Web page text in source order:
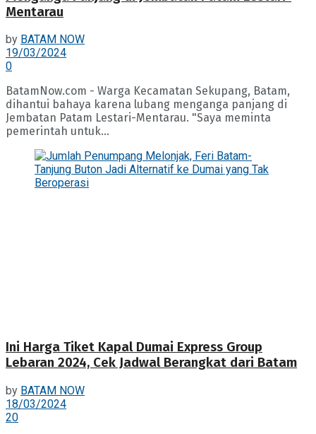
Mentarau
by BATAM NOW
19/03/2024
0
BatamNow.com - Warga Kecamatan Sekupang, Batam,
dihantui bahaya karena lubang menganga panjang di
Jembatan Patam Lestari-Mentarau. "Saya meminta
pemerintah untuk...
Ini Harga Tiket Kapal Dumai Express Group
Lebaran 2024, Cek Jadwal Berangkat dari Batam
by BATAM NOW
18/03/2024
20